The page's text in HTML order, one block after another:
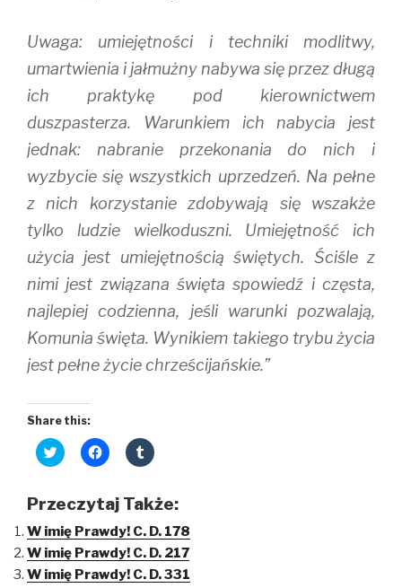
Uwaga: umiejętności i techniki modlitwy,
umartwienia i jałmużny nabywa się przez długą
ich praktykę pod kierownictwem
duszpasterza. Warunkiem ich nabycia jest
jednak: nabranie przekonania do nich i
wyzbycie się wszystkich uprzedzeń. Na pełne
z nich korzystanie zdobywają się wszakże
tylko ludzie wielkoduszni. Umiejętność ich
użycia jest umiejętnością świętych. Ściśle z
nimi jest związana święta spowiedź i częsta,
najlepiej codzienna, jeśli warunki pozwalają,
Komunia święta. Wynikiem takiego trybu życia
jest pełne życie chrześcijańskie.”
Share this:
C
l
t
s
h
a
r
e
C
l
t
s
h
a
r
e
C
l
t
s
h
a
r
e
Przeczytaj Także:
W imię Prawdy! C. D. 178
W imię Prawdy! C. D. 217
W imię Prawdy! C. D. 331